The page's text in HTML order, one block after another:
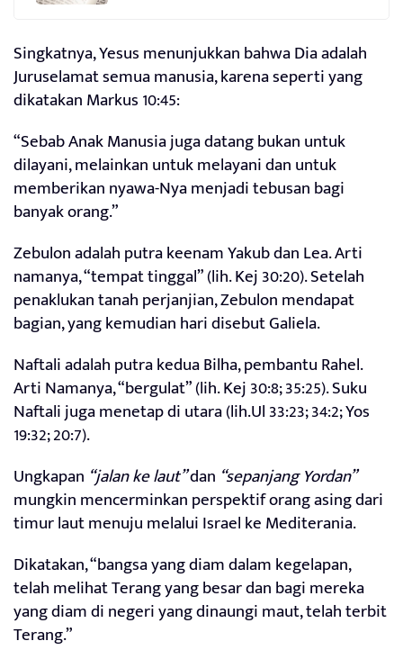
Singkatnya, Yesus menunjukkan bahwa Dia adalah
Juruselamat semua manusia, karena seperti yang
dikatakan Markus 10:45:
“Sebab Anak Manusia juga datang bukan untuk
dilayani, melainkan untuk melayani dan untuk
memberikan nyawa-Nya menjadi tebusan bagi
banyak orang.”
Zebulon adalah putra keenam Yakub dan Lea. Arti
namanya, “tempat tinggal” (lih. Kej 30:20). Setelah
penaklukan tanah perjanjian, Zebulon mendapat
bagian, yang kemudian hari disebut Galiela.
Naftali adalah putra kedua Bilha, pembantu Rahel.
Arti Namanya, “bergulat” (lih. Kej 30:8; 35:25). Suku
Naftali juga menetap di utara (lih.Ul 33:23; 34:2; Yos
19:32; 20:7).
Ungkapan “jalan ke laut”dan “sepanjang Yordan”
mungkin mencerminkan perspektif orang asing dari
timur laut menuju melalui Israel ke Mediterania.
Dikatakan, “bangsa yang diam dalam kegelapan,
telah melihat Terang yang besar dan bagi mereka
yang diam di negeri yang dinaungi maut, telah terbit
Terang.”